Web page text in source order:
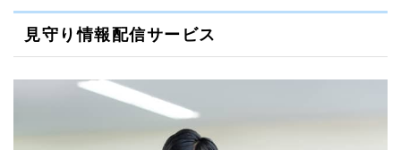
見守り情報配信サービス